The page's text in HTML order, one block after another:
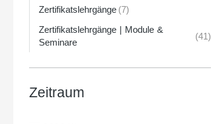
Zertifikatslehrgänge (7)
Zertifikatslehrgänge | Module &
Seminare
(41)
Zeitraum